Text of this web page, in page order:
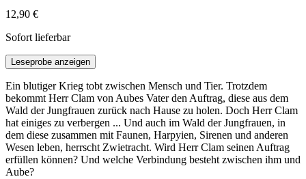
12,90 €
Sofort lieferbar
Leseprobe anzeigen
Ein blutiger Krieg tobt zwischen Mensch und Tier. Trotzdem
bekommt Herr Clam von Aubes Vater den Auftrag, diese aus dem
Wald der Jungfrauen zurück nach Hause zu holen. Doch Herr Clam
hat einiges zu verbergen ... Und auch im Wald der Jungfrauen, in
dem diese zusammen mit Faunen, Harpyien, Sirenen und anderen
Wesen leben, herrscht Zwietracht. Wird Herr Clam seinen Auftrag
erfüllen können? Und welche Verbindung besteht zwischen ihm und
Aube?